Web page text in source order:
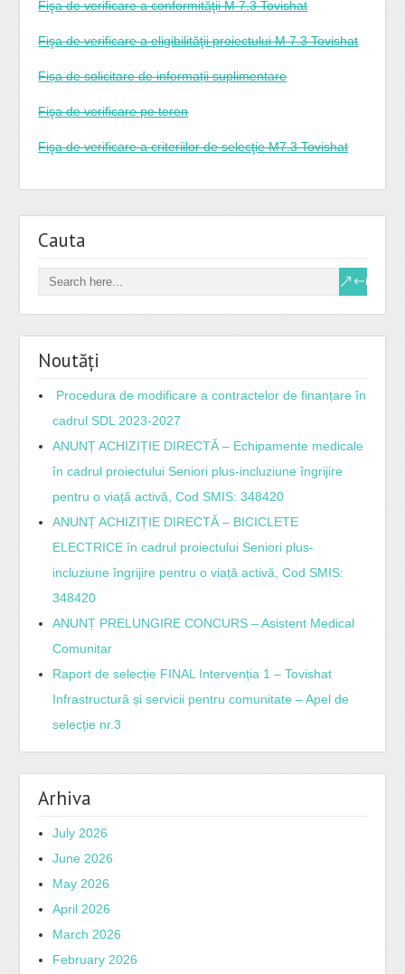
Fişa de verificare a conformităţii M 7.3 Tovishat
Fişa de verificare a eligibilităţii proiectului M 7.3 Tovishat
Fișa de solicitare de informații suplimentare
Fişa de verificare pe teren
Fişa de verificare a criteriilor de selecţie M7.3 Tovishat
Cauta
Noutăți
Procedura de modificare a contractelor de finanțare în
cadrul SDL 2023-2027
ANUNȚ ACHIZIȚIE DIRECTĂ – Echipamente medicale
în cadrul proiectului Seniori plus-incluziune îngrijire
pentru o viață activă, Cod SMIS: 348420
ANUNȚ ACHIZIȚIE DIRECTĂ – BICICLETE
ELECTRICE în cadrul proiectului Seniori plus-
incluziune îngrijire pentru o viață activă, Cod SMIS:
348420
ANUNȚ PRELUNGIRE CONCURS – Asistent Medical
Comunitar
Raport de selecție FINAL Intervenția 1 – Tovishat
Infrastructură și servicii pentru comunitate – Apel de
selecție nr.3
Arhiva
July 2026
June 2026
May 2026
April 2026
March 2026
February 2026